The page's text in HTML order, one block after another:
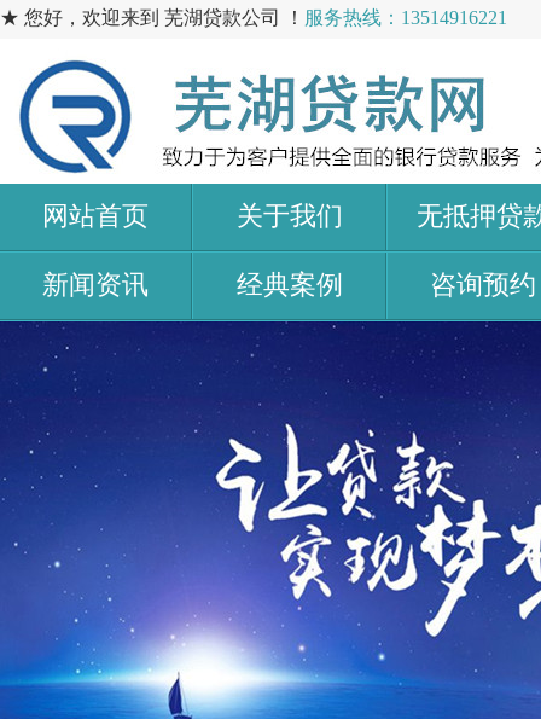
★ 您好，欢迎来到 芜湖贷款公司 ！ 服务热线：13514916221
网站首页 关于我们 无抵押贷
新闻资讯 经典案例 咨询预约